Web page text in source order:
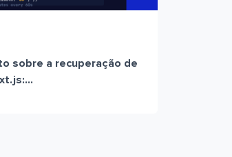
sobre a recuperação de